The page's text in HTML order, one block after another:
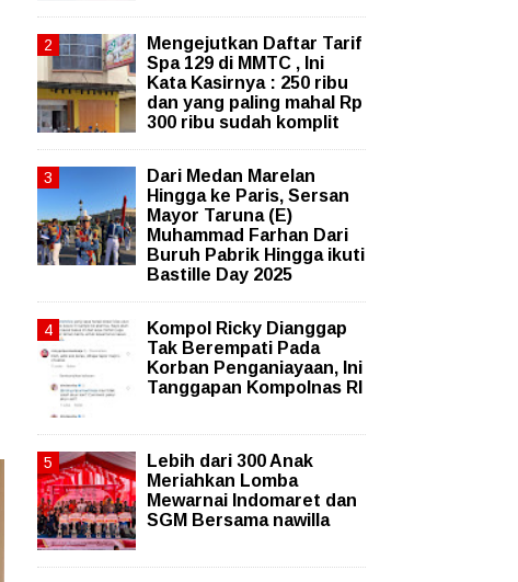
Mengejutkan Daftar Tarif
Spa 129 di MMTC , Ini
Kata Kasirnya : 250 ribu
dan yang paling mahal Rp
300 ribu sudah komplit
‎Dari Medan Marelan
Hingga ke Paris, Sersan
Mayor Taruna (E)
Muhammad Farhan Dari
Buruh Pabrik Hingga ikuti
Bastille Day 2025
Kompol Ricky Dianggap
Tak Berempati Pada
Korban Penganiayaan, Ini
Tanggapan Kompolnas RI
Lebih dari 300 Anak
Meriahkan Lomba
Mewarnai Indomaret dan
SGM Bersama nawilla